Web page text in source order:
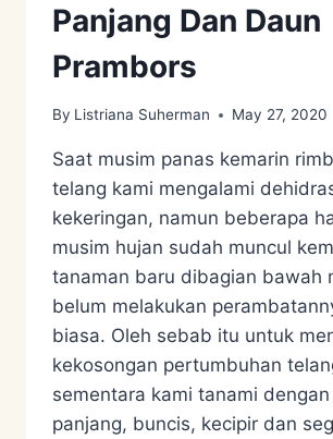
Panjang Dan Daun
Prambors
By Listriana Suherman May 27, 2020
Saat musim panas kemarin
telang kami mengalami
kekeringan, namun beberapa
musim hujan sudah muncul
tanaman baru dibagian bawah
belum melakukan
biasa. Oleh sebab itu untuk
kekosongan pertumbuhan
sementara kami tanami
panjang, buncis, kecipir dan